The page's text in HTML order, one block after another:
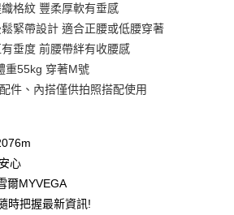
兆豐國際商業銀行
台中商業銀行
華泰商業銀行
遠東國際商業銀行
永豐商業銀行
星展（台灣）商業銀行
格紋 豐柔厚軟有垂感
緊帶設計 適合正腰或低腰穿著
垂度 前腰帶絆有收腰感
重55kg 穿著M號
件、內搭僅供拍照搭配使用
心
爾MYVEGA
時把握最新資訊!